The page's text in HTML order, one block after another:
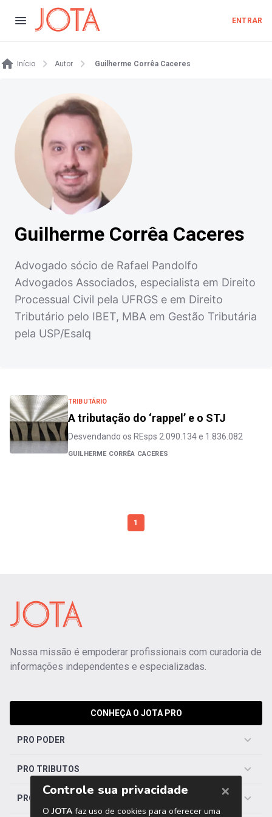
ENTRAR
Início Autor Guilherme Corrêa Caceres
Guilherme Corrêa Caceres
Advogado sócio de Rafael Pandolfo
Advogados Associados, especialista em Direito
Processual Civil pela UFRGS e em Direito
Tributário pelo IBET, MBA em Gestão Tributária
pela USP/Esalq
TRIBUTÁRIO
A tributação do ‘rappel’ e o STJ
Desvendando os REsps 2.090.134 e 1.836.082
GUILHERME CORRÊA CACERES
1
Nossa missão é empoderar profissionais com curadoria de
informações independentes e especializadas.
CONHEÇA O JOTA PRO
PRO PODER
PRO TRIBUTOS
PRO TRABALHISTA